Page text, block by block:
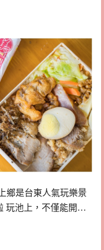
鄉是台東人氣玩樂景
玩池上，不僅能開…